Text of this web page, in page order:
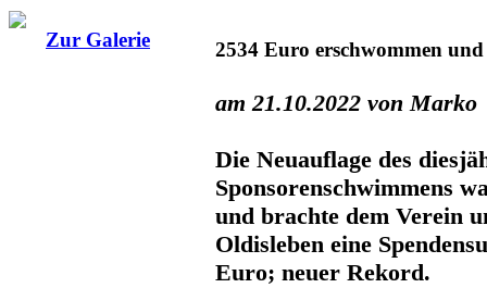
Zur Galerie 2534 Euro erschwommen
am 21.10.2022 von Marko
Die Neuauflage des
Sponsorenschwimmens
und brachte dem Verein
Oldisleben eine
Euro; neuer Rekord.